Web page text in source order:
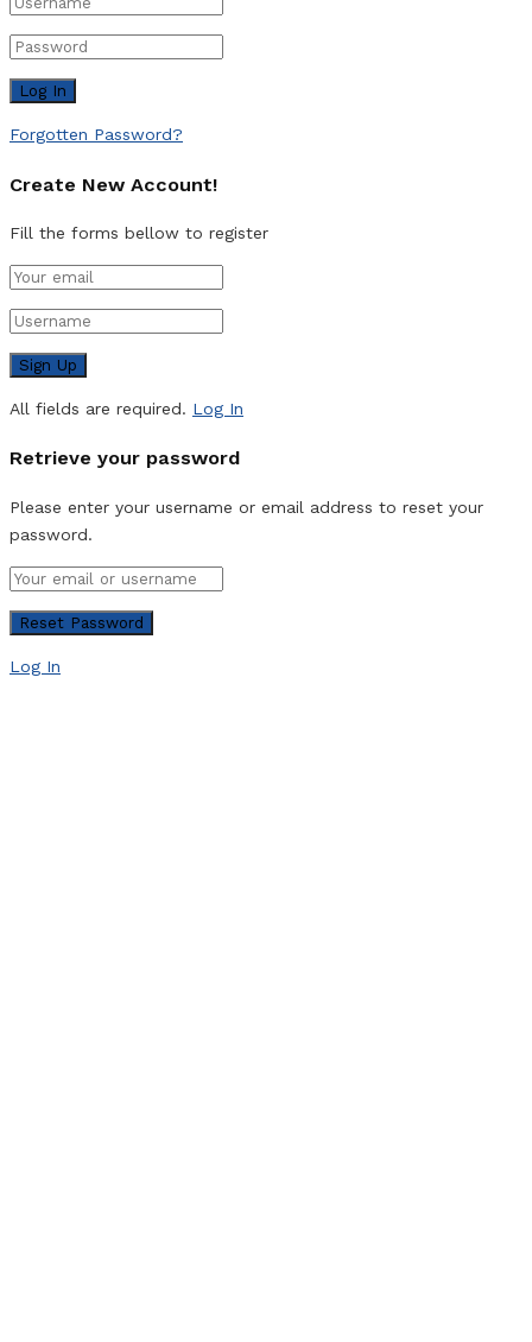
Forgotten Password?
Create New Account!
Fill the forms bellow to register
All fields are required. Log In
Retrieve your password
Please enter your username or email address to reset your
password.
Log In